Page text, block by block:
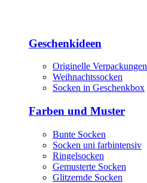
Geschenkideen
Originelle Verpackungen
Weihnachtssocken
Socken in Geschenkbox
Farben und Muster
Bunte Socken
Socken uni farbintensiv
Ringelsocken
Gemusterte Socken
Glitzernde Socken